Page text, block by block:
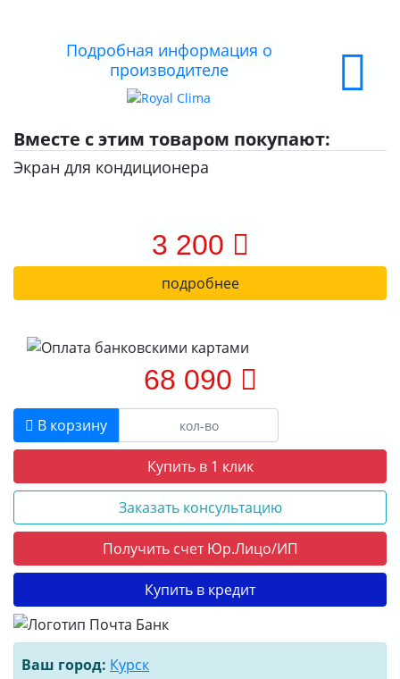
ОПЛАТАПодробная информация о
производителе
Вместе с этим товаром покупают:
Экран для кондиционера
3 200
подробнее
68 090
В корзину
Купить в 1 клик
Заказать консультацию
Получить счет Юр.Лицо/ИП
Купить в кредит
Ваш город: Курск